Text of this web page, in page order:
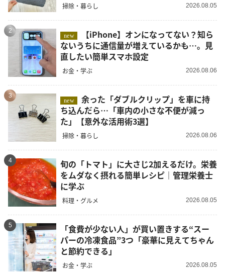
掃除・暮らし 2026.08.05
2
new
ないうちに通信量が増えているかも…。見
直したい簡単スマホ設定
お金・学ぶ 2026.08.06
3
new
余った「ダブルクリップ」を車に持
ち込んだら…「車内の小さな不便が減っ
た」【意外な活用術3選】
掃除・暮らし 2026.08.06
4
旬の「トマト」に大さじ2加えるだけ。栄養
をムダなく摂れる簡単レシピ｜管理栄養士
に学ぶ
料理・グルメ 2026.08.05
5
「食費が少ない人」が買い置きする“スー
パーの冷凍食品”3つ「豪華に見えてちゃん
と節約できる」
お金・学ぶ 2026.08.05